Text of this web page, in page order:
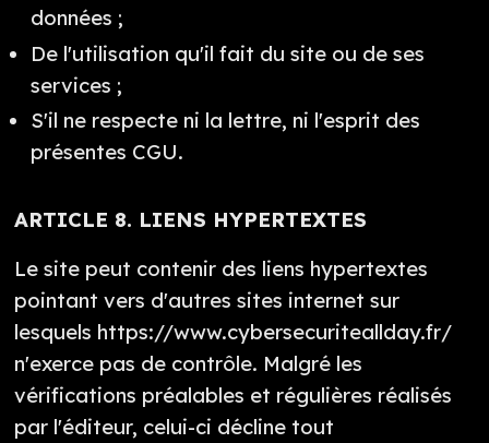
données ;
De l'utilisation qu'il fait du site ou de ses
services ;
S'il ne respecte ni la lettre, ni l'esprit des
présentes CGU.
ARTICLE 8. LIENS HYPERTEXTES
Le site peut contenir des liens hypertextes
pointant vers d'autres sites internet sur
lesquels https://www.cybersecuriteallday.fr/
n'exerce pas de contrôle. Malgré les
vérifications préalables et régulières réalisés
par l'éditeur, celui-ci décline tout